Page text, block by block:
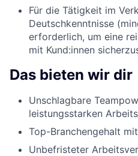
Für die Tätigkeit im
Deutschkenntnisse
erforderlich, um eine
mit Kund:innen
Das bieten wir dir
Unschlagbare
leistungsstarken
Top-Branchengehalt
Unbefristeter